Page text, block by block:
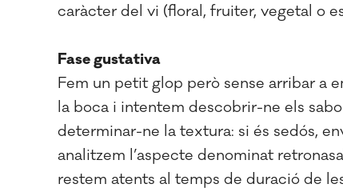
caràcter del vi (floral, fruiter, vegetal o
Fase gustativa
Fem un petit glop però sense arribar a
la boca i intentem descobrir-ne els
determinar-ne la textura: si és sedós,
analitzem l’aspecte denominat
restem atents al temps de duració de